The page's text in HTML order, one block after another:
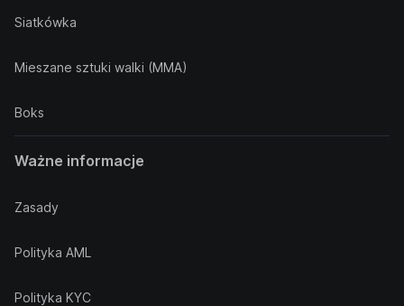
Siatkówka
Mieszane sztuki walki (MMA)
Boks
Ważne informacje
Zasady
Polityka AML
Polityka KYC